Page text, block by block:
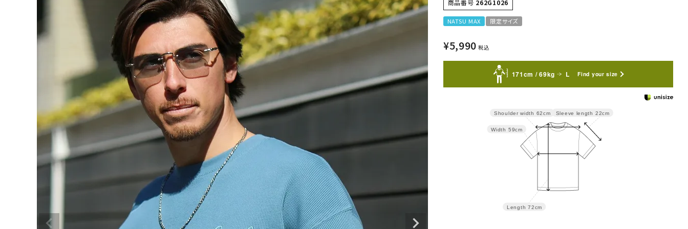
スタイリング
ニュース・特集
商品番号 262G1026
NATSU MAX 限定サイズ
¥5,990 税込
171cm / 69kg L Find your size
Sleeve length 22cm
Length 72cm
Width 59cm
Shoulder width 62cm